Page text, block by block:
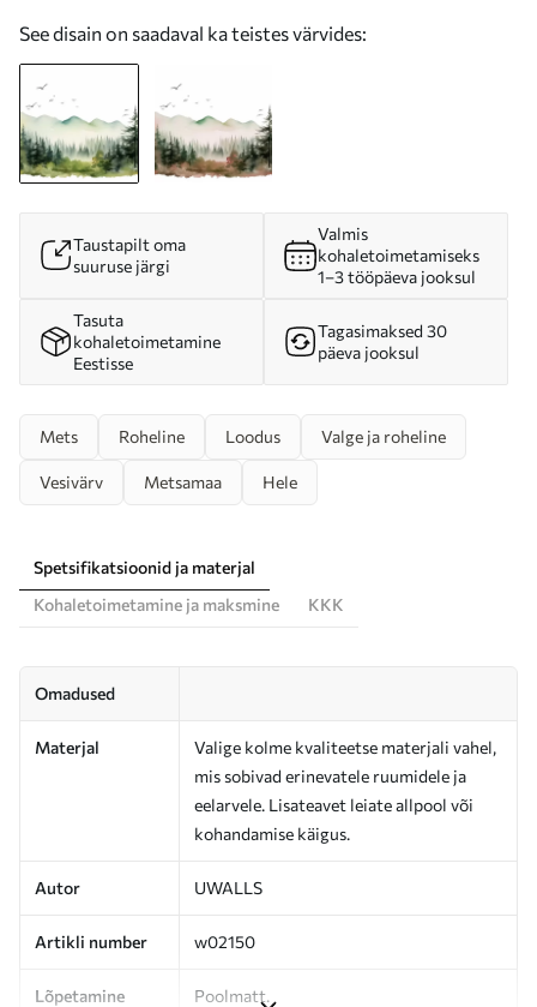
See disain on saadaval ka teistes värvides:
Taustapilt oma
suuruse järgi
Valmis
kohaletoimetamiseks
1–3 tööpäeva jooksul
Tasuta
kohaletoimetamine
Eestisse
Tagasimaksed 30
päeva jooksul
Mets Roheline Loodus Valge ja roheline
Vesivärv Metsamaa Hele
Spetsifikatsioonid ja materjal
Kohaletoimetamine ja maksmine
KKK
Omadused
Materjal
Valige kolme kvaliteetse materjali vahel,
mis sobivad erinevatele ruumidele ja
eelarvele. Lisateavet leiate allpool või
kohandamise käigus.
Autor UWALLS
Artikli number w02150
Lõpetamine Poolmatt.